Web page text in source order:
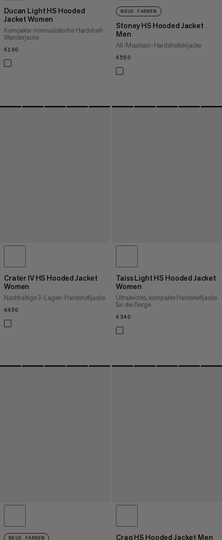
Ducan Light HS Hooded
Jacket Women
Kompakte minimalistische Hardshell-
Wanderjacke
€190
NEUE FARBEN
Stoney HS Hooded Jacket
Men
All-Mountain-Hardshellskijacke
€550
Crater IV HS Hooded Jacket
Women
Nachhaltige 3-Lagen-Hardshelljacke
€450
Taiss Light HS Hooded Jacket
Women
Ultraleichte, kompakte Hardshelljacke
für die Berge
€340
NEUE FARBEN Crag HS Hooded Jacket Men